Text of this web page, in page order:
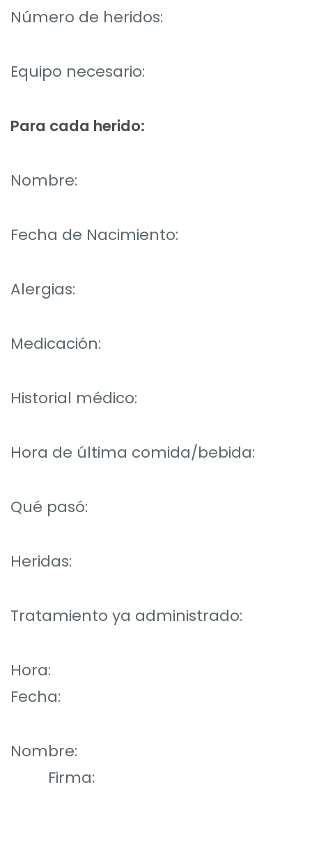
Número de heridos:
Equipo necesario:
Para cada herido:
Nombre:
Fecha de Nacimiento:
Alergias:
Medicación:
Historial médico:
Hora de última comida/bebida:
Qué pasó:
Heridas:
Tratamiento ya administrado:
Hora:
Fecha:
Nombre:
Firma: